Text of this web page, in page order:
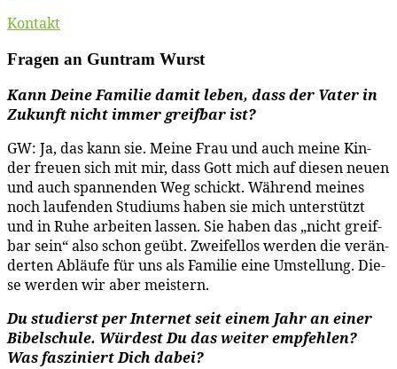
Kon­takt
Fra­gen an Gun­tram Wurst
Kann Dei­ne Fa­mi­lie da­mit le­ben, dass der Va­ter in
Zu­kunft nicht im­mer greif­bar ist?
GW: Ja, das kann sie. Mei­ne Frau und auch mei­ne Kin­
der freu­en sich mit mir, dass Gott mich auf die­sen neu­en
und auch span­nen­den Weg schickt. Wäh­rend mei­nes
noch lau­fen­den Stu­di­ums ha­ben sie mich un­ter­stützt
und in Ru­he ar­bei­ten las­sen. Sie ha­ben das „nicht greif­
bar sein“ al­so schon ge­übt. Zwei­fel­los wer­den die ver­än­
der­ten Ab­läu­fe für uns als Fa­mi­lie ei­ne Um­stel­lung. Die­
se wer­den wir aber meistern.
Du stu­dierst per In­ter­net seit ei­nem Jahr an ei­ner
Bi­bel­schu­le. Wür­dest Du das wei­ter emp­feh­len?
Was fas­zi­niert Dich dabei?